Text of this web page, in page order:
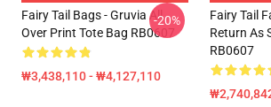
Fairy Tail Bags - Gruvia All
Over Print Tote Bag RB0607
₩3,438,110 - ₩4,127,110
-20%
Fairy Tail
Return As
RB0607